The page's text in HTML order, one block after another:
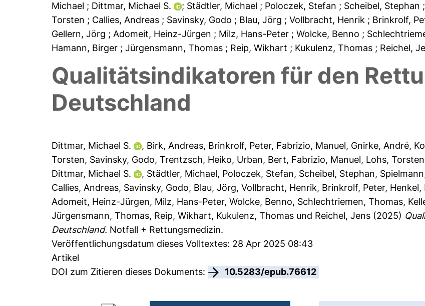
Michael ; Dittmar, Michael S. ; Städtler, Michael ; Poloczek, Stefan ; Scheibel, Stephan
Torsten ; Callies, Andreas ; Savinsky, Godo ; Blau, Jörg ; Vollbracht, Henrik ; Brinkrolf,
Gellern, Jörg ; Adomeit, Heinz-Jürgen ; Milz, Hans-Peter ; Wolcke, Benno ;
Hamann, Birger ; Jürgensmann, Thomas ; Reip, Wikhart ; Kukulenz, Thomas ; Reichel,
Qualitätsindikatoren für den
Deutschland
Dittmar, Michael S. , Birk, Andreas, Brinkrolf, Peter, Fabrizio, Manuel, Gnirke, André,
Torsten, Savinsky, Godo,Trentzsch, Heiko, Urban, Bert, Fabrizio, Manuel, Lohs, Torsten
Dittmar, Michael S.
, Städtler, Michael, Poloczek, Stefan, Scheibel, Stephan,
Callies, Andreas, Savinsky, Godo, Blau, Jörg,Vollbracht, Henrik, Brinkrolf, Peter,
Adomeit, Heinz-Jürgen, Milz, Hans-Peter,Wolcke, Benno, Schlechtriemen, Thomas,
Jürgensmann, Thomas, Reip, Wikhart, Kukulenz, Thomas und Reichel, Jens (2025)
Deutschland. Notfall + Rettungsmedizin.
Veröffentlichungsdatum dieses Volltextes: 28 Apr 2025 08:43
Artikel
DOI zum Zitieren dieses Dokuments:
10.5283/epub.76612